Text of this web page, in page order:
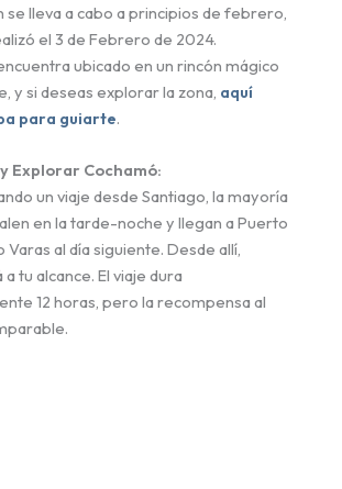
se lleva a cabo a principios de febrero,
el 3 de Febrero de 2024.
ubicado en un rincón mágico
y si deseas explorar la zona, aquí
para guiarte.
Explorar Cochamó:
un viaje desde Santiago, la mayoría
en la tarde-noche y llegan a Puerto
Varas al día siguiente. Desde allí,
tu alcance. El viaje dura
12 horas, pero la recompensa al